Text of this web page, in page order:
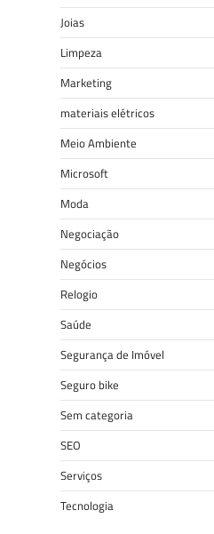
Joias
Limpeza
Marketing
materiais elétricos
Meio Ambiente
Microsoft
Moda
Negociação
Negócios
Relogio
Saúde
Segurança de Imóvel
Seguro bike
Sem categoria
SEO
Serviços
Tecnologia